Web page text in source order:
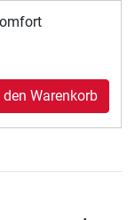
den Warenkorb